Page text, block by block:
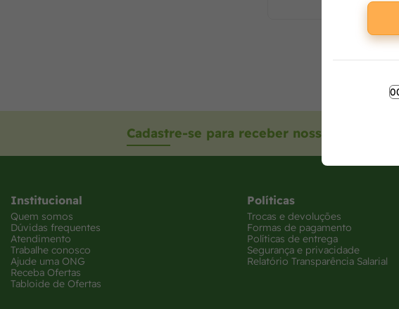
Cadastre-se para receber nossas ofertas
Institucional
Quem somos
Dúvidas frequentes
Atendimento
Trabalhe conosco
Ajude uma ONG
Receba Ofertas
Tabloide de Ofertas
Políticas
Trocas e devoluções
Formas de pagamento
Políticas de entrega
Segurança e privacidade
Relatório Transparência Salarial